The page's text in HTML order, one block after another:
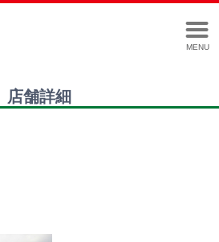
MENU
店舗詳細